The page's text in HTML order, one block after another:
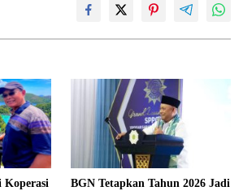
Koperasi
BGN Tetapkan Tahun 2026 Jadi